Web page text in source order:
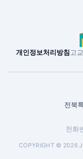
개인정보처리방침고
전북
전화
COPYRIGHT © 2026